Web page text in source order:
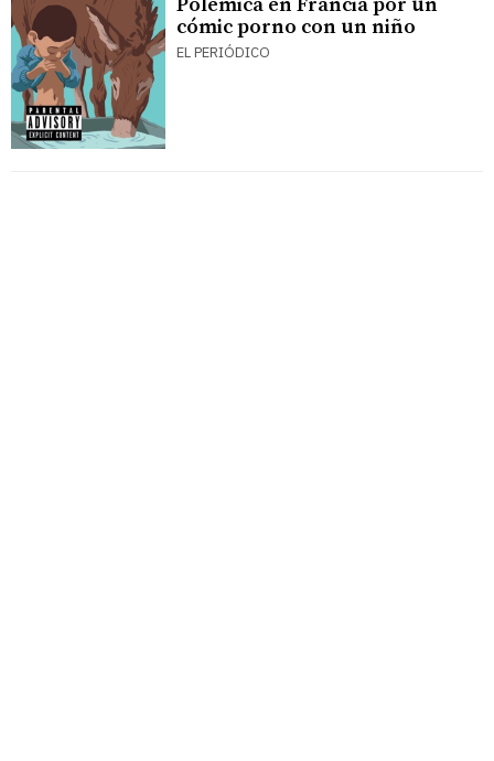
Polémica en Francia por un
cómic porno con un niño
EL PERIÓDICO